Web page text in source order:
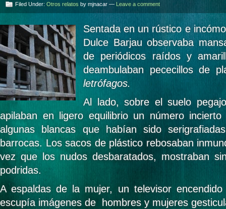
Filed Under: Otros relatos by mjnacar — Leave a comment
Sentada en un rústico e
Dulce Barjau observaba
de periódicos raídos y
deambulaban pececillos de
letrófagos.
Al lado, sobre el suelo
apilaban en ligero equilibrio un número
algunas blancas que habían sido
barrocas. Los sacos de plástico rebosaban
vez que los nudos desbaratados, mostraban
podridas.
A espaldas de la mujer, un televisor
escupía imágenes de hombres y mujeres